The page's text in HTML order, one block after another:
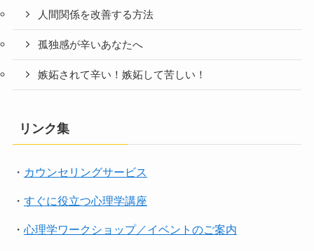
人間関係を改善する方法
孤独感が辛いあなたへ
嫉妬されて辛い！嫉妬して苦しい！
リンク集
・ カウンセリングサービス
・ すぐに役立つ心理学講座
・ 心理学ワークショップ／イベントのご案内